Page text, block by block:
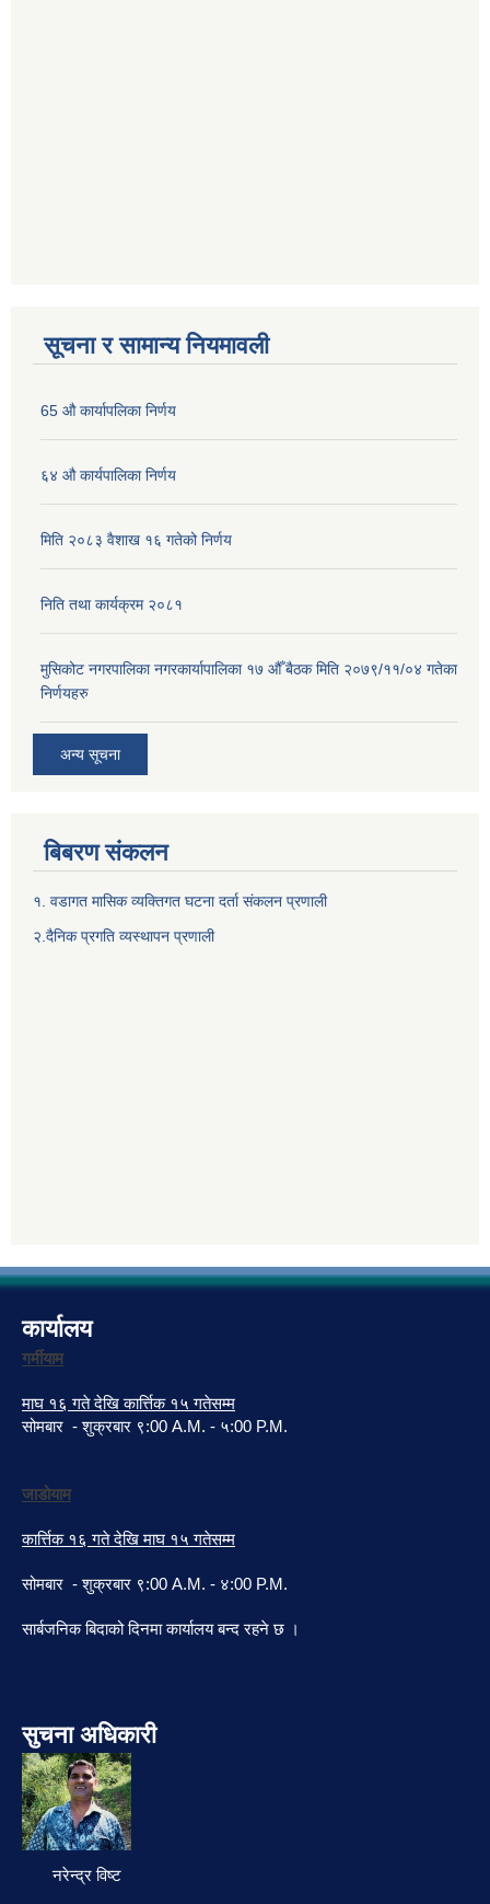
सूचना र सामान्य नियमावली
65 औ कार्यापलिका निर्णय
६४ औ कार्यपालिका निर्णय
मिति २०८३ वैशाख १६ गतेको निर्णय
निति तथा कार्यक्रम २०८१
मुसिकोट नगरपालिका नगरकार्यापालिका १७ औँ बैठक मिति २०७९/११/०४ गतेका
निर्णयहरु
अन्य सूचना
बिबरण संकलन
१. वडागत मासिक व्यक्तिगत घटना दर्ता संकलन प्रणाली
२.दैनिक प्रगति व्यस्थापन प्रणाली
कार्यालय
गर्मीयाम
माघ १६ गते देखि कार्त्तिक १५ गतेसम्म
सोमबार - शुक्रबार ९:00 A.M. - ५:00 P.M.
जाडोयाम
कार्त्तिक १६ गते देखि माघ १५ गतेसम्म
सोमबार - शुक्रबार ९:00 A.M. - ४:00 P.M.
सार्बजनिक बिदाको दिनमा कार्यालय बन्द रहने छ ।
सुचना अधिकारी
नरेन्द्र विष्ट